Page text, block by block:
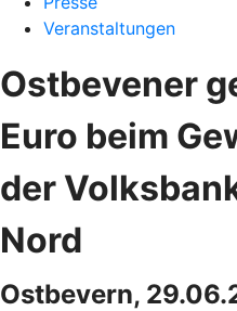
Veranstaltungen
Ostbevener
Euro beim
der
Nord
Ostbevern,